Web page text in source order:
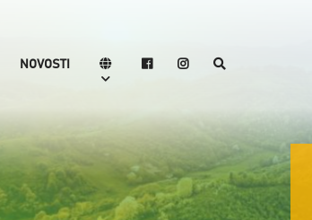
NOVOSTI